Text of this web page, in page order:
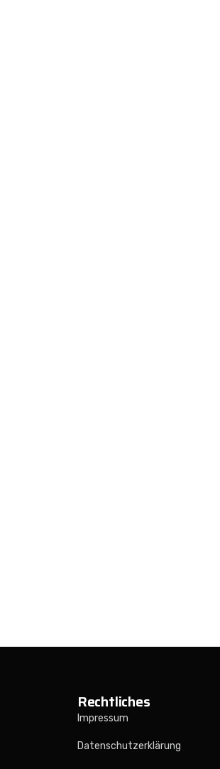
Rechtliches
Impressum
Datenschutzerklärung